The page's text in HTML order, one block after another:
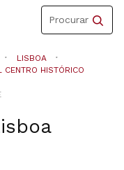
Toggle
navigation
Procurar
LISBOA
CENTRO HISTÓRICO